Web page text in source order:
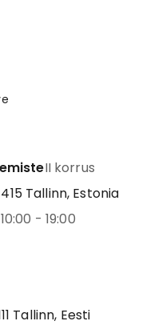
II korrus
Tallinn, Estonia
- 19:00
Tallinn, Eesti